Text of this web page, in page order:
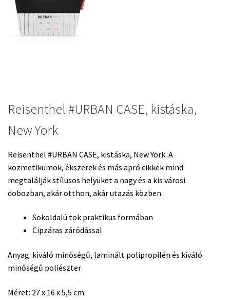
Reisenthel #URBAN CASE, kistáska,
New York
Reisenthel #URBAN CASE, kistáska, New York. A
kozmetikumok, ékszerek és más apró cikkek mind
megtalálják stílusos helyüket a nagy és a kis városi
dobozban, akár otthon, akár utazás közben.
Sokoldalú tok praktikus formában
Cipzáras záródással
Anyag: kiváló minőségű, laminált polipropilén és kiváló
minőségű poliészter
Méret: 27 x 16 x 5,5 cm